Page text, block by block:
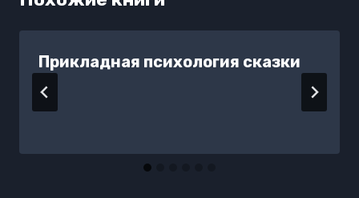
Прикладная психология сказки